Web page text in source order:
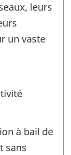
leurs
un vaste
à bail de
sans